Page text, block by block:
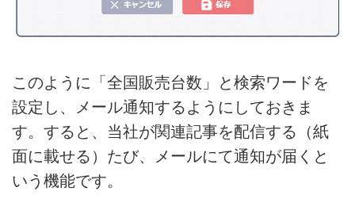
このように「全国販売台数」と検索ワードを
設定し、メール通知するようにしておきま
す。すると、当社が関連記事を配信する（紙
面に載せる）たび、メールにて通知が届くと
いう機能です。